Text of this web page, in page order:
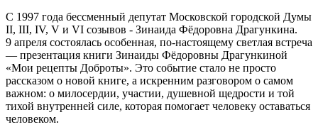
С 1997 года бессменный депутат Московской городской Думы
II, III, IV, V и VI созывов - Зинаида Фёдоровна Драгункина.
9 апреля состоялась особенная, по-настоящему светлая встреча
— презентация книги Зинаиды Фёдоровны Драгункиной
«Мои рецепты Доброты». Это событие стало не просто
рассказом о новой книге, а искренним разговором о самом
важном: о милосердии, участии, душевной щедрости и той
тихой внутренней силе, которая помогает человеку оставаться
человеком.